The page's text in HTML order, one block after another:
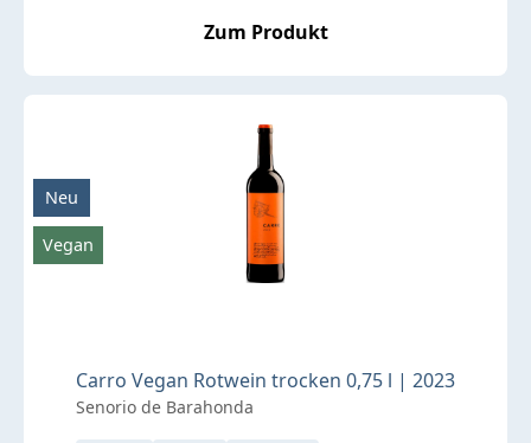
Zum Produkt
Carro Vegan Rotwein trocken 0,75 l | 2023
Senorio de Barahonda
Neu
Vegan